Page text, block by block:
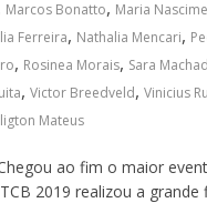
Marcos Bonatto, Maria
Ferreira, Nathalia Mencari,
, Rosinea Morais, Sara
,Victor Breedveld,Vinicius
Mateus
ao fim o maior
2019 realizou a grande